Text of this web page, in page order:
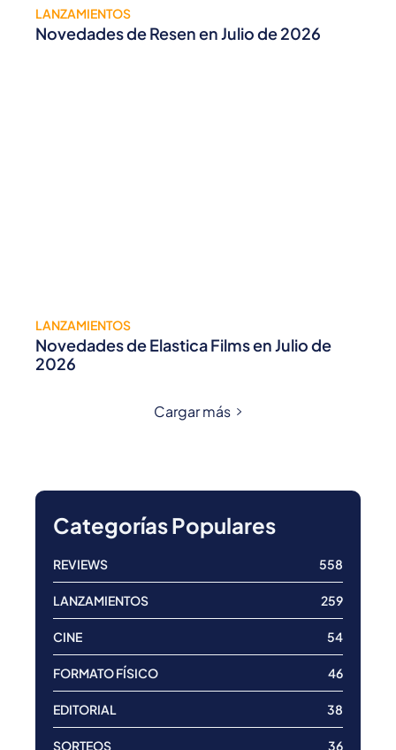
LANZAMIENTOS
Novedades de Resen en Julio de 2026
LANZAMIENTOS
Novedades de Elastica Films en Julio de
2026
Cargar más
Categorías Populares
REVIEWS 558
LANZAMIENTOS 259
CINE 54
FORMATO FÍSICO 46
EDITORIAL 38
SORTEOS 36